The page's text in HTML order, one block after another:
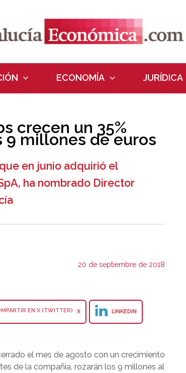
ECONOMÍA JURÍDICA
crecen un 35%
9 millones de euros
en junio adquirió el
ha nombrado Director
20 de septiembre de 2018
X LINKEDIN
el mes de agosto con un crecimiento
de la compañía, rozarán los 9 millones al